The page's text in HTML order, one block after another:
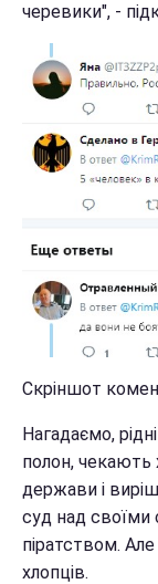
черевики", -
Скріншот
Нагадаємо, рідні
полон, чекають
держави і
суд над своїми
піратством.
хлопців.